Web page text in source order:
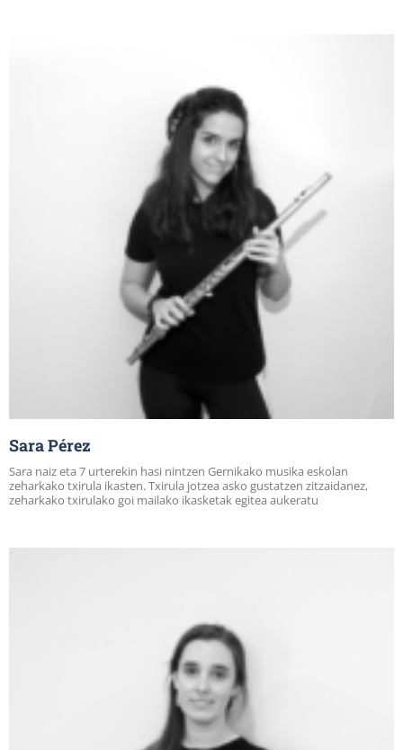
Sara Pérez
Sara naiz eta 7 urterekin hasi nintzen Gernikako musika eskolan
zeharkako txirula ikasten. Txirula jotzea asko gustatzen zitzaidanez,
zeharkako txirulako goi mailako ikasketak egitea aukeratu